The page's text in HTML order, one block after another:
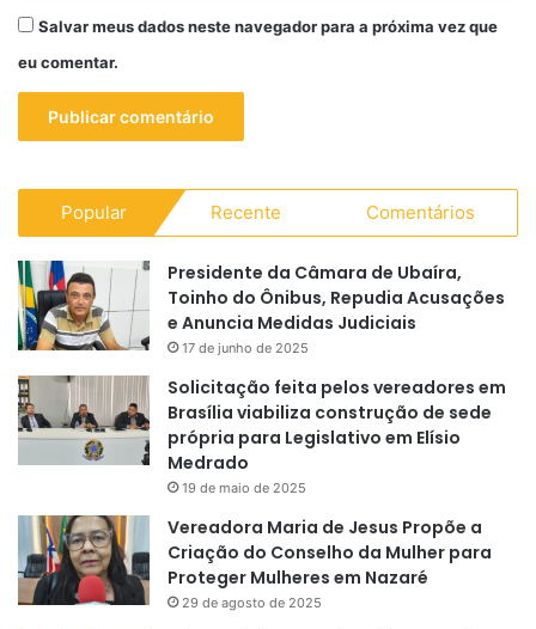
Salvar meus dados neste navegador para a próxima vez que
eu comentar.
Popular Recente Comentários
Presidente da Câmara de Ubaíra,
Toinho do Ônibus, Repudia Acusações
e Anuncia Medidas Judiciais
17 de junho de 2025
Solicitação feita pelos vereadores em
Brasília viabiliza construção de sede
própria para Legislativo em Elísio
Medrado
19 de maio de 2025
Vereadora Maria de Jesus Propõe a
Criação do Conselho da Mulher para
Proteger Mulheres em Nazaré
29 de agosto de 2025